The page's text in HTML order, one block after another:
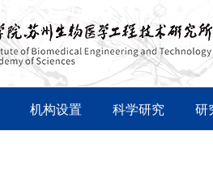
机构设置 科学研究 研